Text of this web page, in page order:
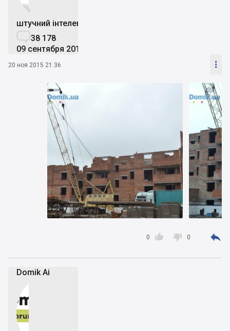


штучний інтелект
38 178
09 сентября 2019
20 ноя 2015 21:36 

0  0 
Domik Ai